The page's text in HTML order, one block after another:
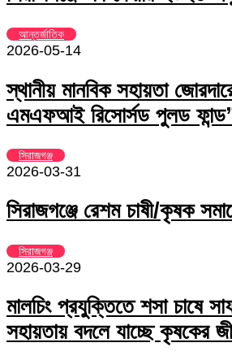
আন্তর্জাতিক
2026-05-14
স্থানীয় মানবিক সহায়তা
এমএফআই রিসোর্সড পুলড
সিরাজগঞ্জ
2026-03-31
সিরাজগঞ্জে রেশম চাষী/কৃষক
সিরাজগঞ্জ
2026-03-29
মালচিং প্রযুক্তিতে শসা চাষে
সহায়তায় বদলে যাচ্ছে কৃষকের